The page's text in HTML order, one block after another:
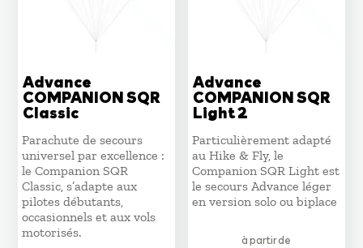
Advance
COMPANION SQR
Classic
Parachute de secours
universel par excellence :
le Companion SQR
Classic, s’adapte aux
pilotes débutants,
occasionnels et aux vols
motorisés.
Advance
COMPANION SQR
Light 2
Particulièrement adapté
au Hike & Fly, le
Companion SQR Light est
le secours Advance léger
en version solo ou biplace
à partir de